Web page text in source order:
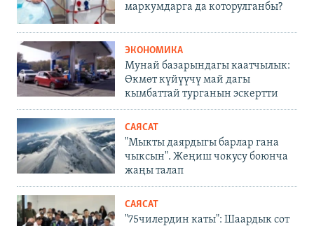
маркумдарга да которулганбы?
ЭКОНОМИКА
Мунай базарындагы каатчылык:
Өкмөт күйүүчү май дагы
кымбаттай турганын эскертти
САЯСАТ
"Мыкты даярдыгы барлар гана
чыксын". Жеңиш чокусу боюнча
жаңы талап
САЯСАТ
"75чилердин каты": Шаардык сот